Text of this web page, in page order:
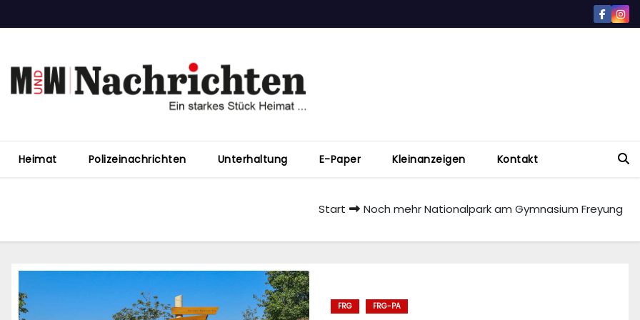
Heimat Polizeinachrichten Unterhaltung E-Paper Kleinanzeigen Kontakt
Start Noch mehr Nationalpark am Gymnasium Freyung
FRG FRG-PA